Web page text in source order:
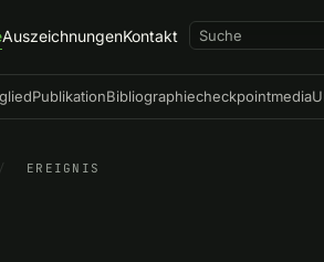
AuszeichnungenKontakt
PublikationBibliographiecheckpointmedia
/ EREIGNIS